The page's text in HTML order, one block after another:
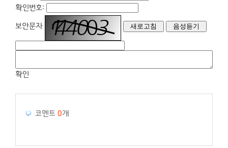
확인번호:
보안문자
확인
코멘트 0개